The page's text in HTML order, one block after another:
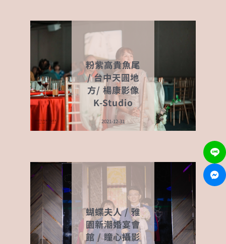
k
粉紫高貴魚尾
/ 台中天圓地
方/ 楊康影像
K-Studio
2021-12-31
蝴蝶夫人 / 雅
園新潮婚宴會
館 / 瞳心攝影